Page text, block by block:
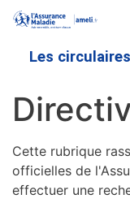
Les
Cette rubrique
officielles de
effectuer une